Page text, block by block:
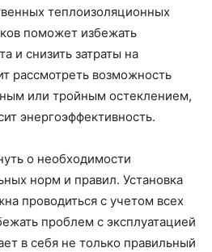
теплоизоляционных
поможет избежать
и снизить затраты на
рассмотреть возможность
или тройным остеклением,
энергоэффективность.
о необходимости
норм и правил. Установка
проводиться с учетом всех
проблем с эксплуатацией
в себя не только правильный